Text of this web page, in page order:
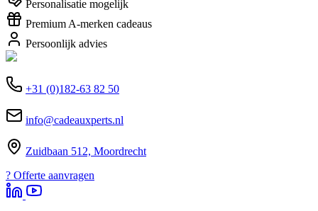
Personalisatie mogelijk
Premium A-merken cadeaus
Persoonlijk advies
+31 (0)182-63 82 50
info@cadeauxperts.nl
Zuidbaan 512, Moordrecht
? Offerte aanvragen